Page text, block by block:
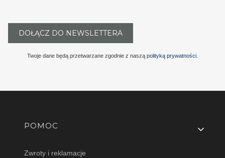
DOŁĄCZ DO NEWSLETTERA
Twoje dane będą przetwarzane zgodnie z naszą polityką prywatności
Linki w stopce
POMOC
Zwroty i reklamacje